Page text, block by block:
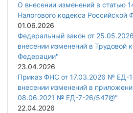
О внесении изменений в статью
Налогового кодекса Российской
01.06.2026
Федеральный закон от
внесении изменений в Трудовой
Федерации"
23.04.2026
Приказ ФНС от 17.03.2026 № ЕД-
внесении изменений в
08.06.2021 № ЕД-7-26/547@"
22.04.2026